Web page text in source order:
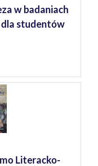
w badaniach
dla studentów
Literacko-